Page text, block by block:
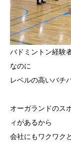
バドミントン経験
なのに
レベルの高いバチ
オーガランドのス
ィがあるから
会社にもワクワク